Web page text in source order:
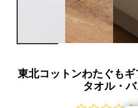
東北コットンわたぐも
タオル・